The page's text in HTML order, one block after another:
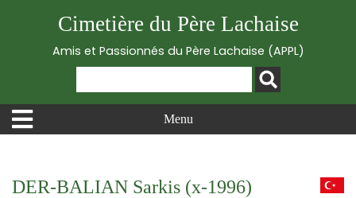
Cimetière du Père Lachaise
Amis et Passionnés du Père Lachaise (APPL)
Menu
DER-BALIAN Sarkis (x-1996)